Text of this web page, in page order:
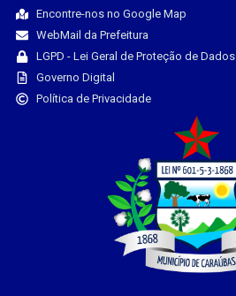
Encontre-nos no Google Map
WebMail da Prefeitura
LGPD - Lei Geral de Proteção de Dados
Governo Digital
Política de Privacidade